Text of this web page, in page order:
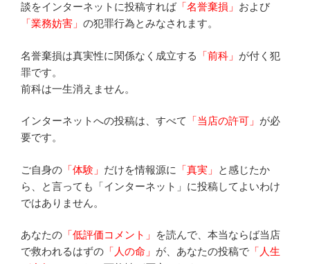
談をインターネットに投稿すれば「名誉棄損」 および
「業務妨害」 の犯罪行為とみなされます。
名誉棄損は真実性に関係なく成立する 「前科」 が付く犯
罪です。
前科は一生消えません。
インターネットへの投稿は、すべて 「当店の許可」 が必
要です。
ご自身の 「体験」 だけを情報源に 「真実」
と感じたか
ら、と言っても「インターネット」に投稿してよいわけ
ではありません。
あなたの 「低評価コメント」
を読んで、本当ならば当店
で救われるはずの 「人の命」 が、あなたの投稿で 「人生